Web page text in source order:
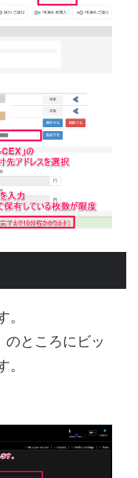
ところにビッ